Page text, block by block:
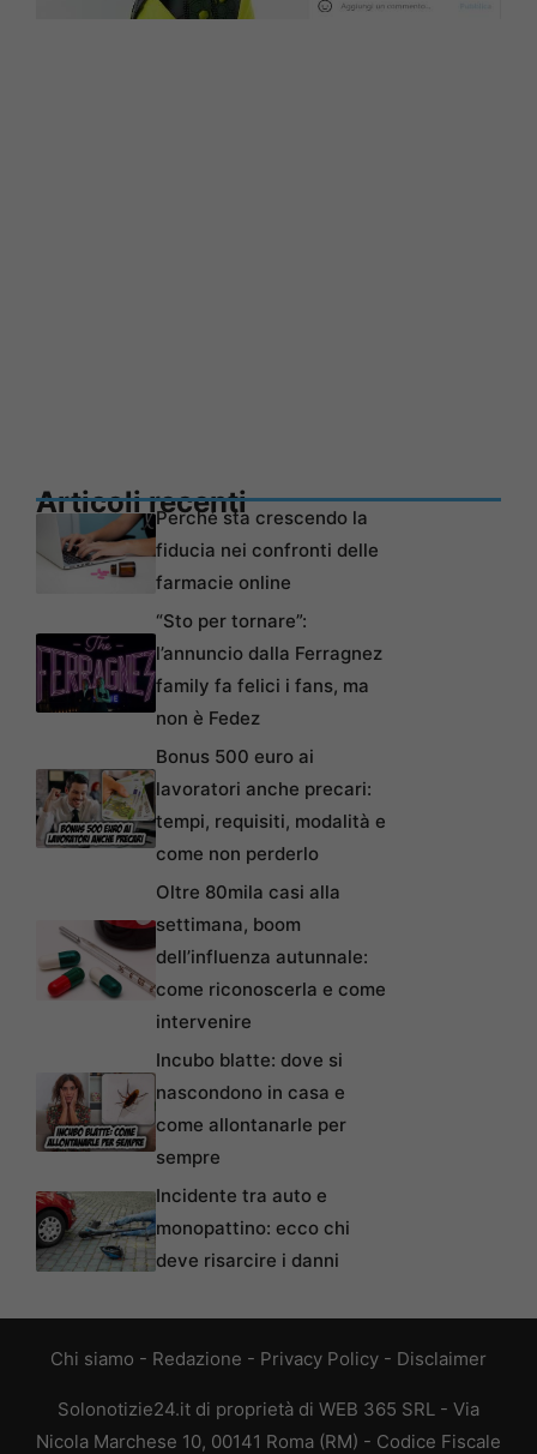
Articoli recentiPerché sta crescendo la
fiducia nei confronti delle
farmacie online
“Sto per tornare”:
l’annuncio dalla Ferragnez
family fa felici i fans, ma
non è Fedez
Bonus 500 euro ai
lavoratori anche precari:
tempi, requisiti, modalità e
come non perderlo
Oltre 80mila casi alla
settimana, boom
dell’influenza autunnale:
come riconoscerla e come
intervenire
Incubo blatte: dove si
nascondono in casa e
come allontanarle per
sempre
Incidente tra auto e
monopattino: ecco chi
deve risarcire i danni
Chi siamo - Redazione - Privacy Policy - Disclaimer
Solonotizie24.it di proprietà di WEB 365 SRL - Via
Nicola Marchese 10, 00141 Roma (RM) - Codice Fiscale